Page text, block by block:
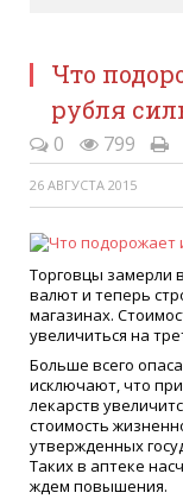
Что
рубля
0 799
26 АВГУСТА 2015
Торговцы замерли
валют и теперь
магазинах.
увеличиться на
Больше всего
исключают, что
лекарств
стоимость
утвержденных
Таких в аптеке
ждем повышения.